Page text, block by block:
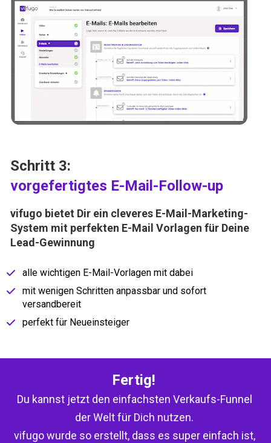
Schritt 3:
vorgefertigtes E-Mail-Follow-up
vifugo bietet Dir ein cleveres E-Mail-Marketing-
System mit perfekten E-Mail Vorlagen für Deine
Lead-Gewinnung
alle wichtigen E-Mail-Vorlagen mit dabei
mit wenigen Schritten anpassbar und sofort
versandbereit
perfekt für Neueinsteiger
Fertig!
Du kannst jetzt den einfachsten Verkaufs-Funnel
der Welt für Dich nutzen.
vifugo wurde so erstellt, dass es super einfach ist,